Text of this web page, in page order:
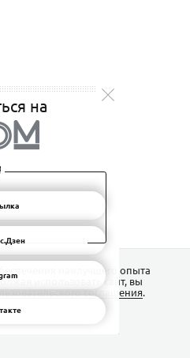
на
наилучшего опыта
использовать сайт, вы
соглашения.